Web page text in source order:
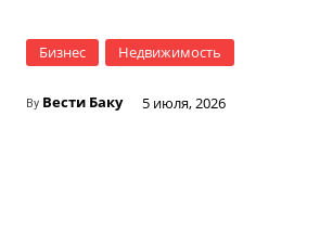
Бизнес Недвижимость
By Вести Баку 5 июля, 2026